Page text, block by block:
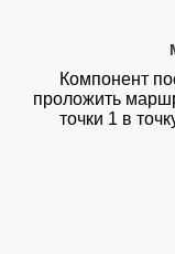
Компонент
проложить
точки 1 в